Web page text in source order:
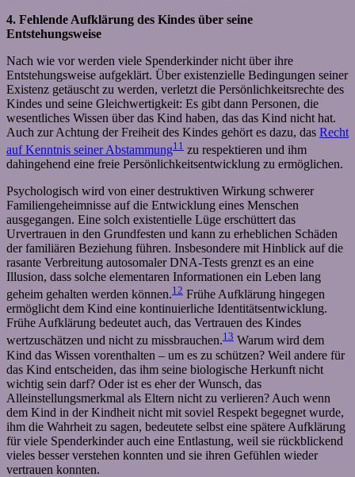
4. Fehlende Aufklärung des Kindes über seine
Entstehungsweise
Nach wie vor werden viele Spenderkinder nicht über ihre
Entstehungsweise aufgeklärt. Über existenzielle Bedingungen seiner
Existenz getäuscht zu werden, verletzt die Persönlichkeitsrechte des
Kindes und seine Gleichwertigkeit: Es gibt dann Personen, die
wesentliches Wissen über das Kind haben, das das Kind nicht hat.
Auch zur Achtung der Freiheit des Kindes gehört es dazu, das Recht
auf Kenntnis seiner Abstammung11 zu respektieren und ihm
dahingehend eine freie Persönlichkeitsentwicklung zu ermöglichen.
Psychologisch wird von einer destruktiven Wirkung schwerer
Familiengeheimnisse auf die Entwicklung eines Menschen
ausgegangen. Eine solch existentielle Lüge erschüttert das
Urvertrauen in den Grundfesten und kann zu erheblichen Schäden
der familiären Beziehung führen. Insbesondere mit Hinblick auf die
rasante Verbreitung autosomaler DNA-Tests grenzt es an eine
Illusion, dass solche elementaren Informationen ein Leben lang
geheim gehalten werden können.12 Frühe Aufklärung hingegen
ermöglicht dem Kind eine kontinuierliche Identitätsentwicklung.
Frühe Aufklärung bedeutet auch, das Vertrauen des Kindes
wertzuschätzen und nicht zu missbrauchen.13 Warum wird dem
Kind das Wissen vorenthalten – um es zu schützen? Weil andere für
das Kind entscheiden, das ihm seine biologische Herkunft nicht
wichtig sein darf? Oder ist es eher der Wunsch, das
Alleinstellungsmerkmal als Eltern nicht zu verlieren? Auch wenn
dem Kind in der Kindheit nicht mit soviel Respekt begegnet wurde,
ihm die Wahrheit zu sagen, bedeutete selbst eine spätere Aufklärung
für viele Spenderkinder auch eine Entlastung, weil sie rückblickend
vieles besser verstehen konnten und sie ihren Gefühlen wieder
vertrauen konnten.